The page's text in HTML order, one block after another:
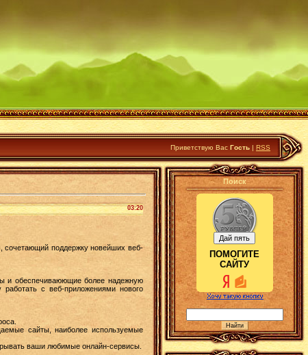
Приветствую Вас Гость | RSS
03:20
сочетающий поддержку новейших веб-
и обеспечиваюющие более надежную
с веб-приложениями нового
сайты, наиболее используемые
ваши любимые онлайн-сервисы.
Поиск
ПОМОГИТЕ
САЙТУ